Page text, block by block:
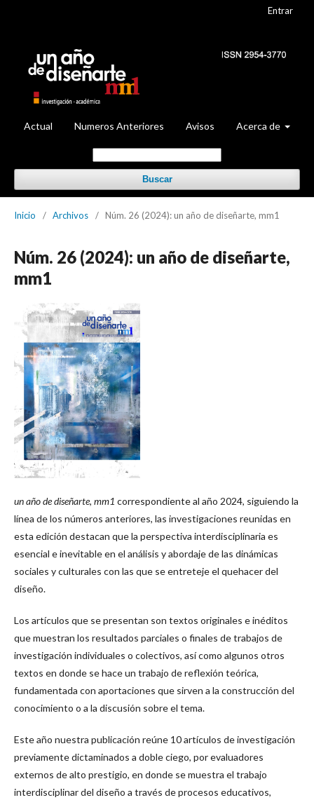
Actual Numeros Anteriores Avisos Acerca de
Buscar
Entrar
Inicio / Archivos / Núm. 26 (2024): un año de diseñarte, mm1
Núm. 26 (2024): un año de diseñarte,
mm1
un año de diseñarte, mm1 correspondiente al año 2024, siguiendo la
línea de los números anteriores, las investigaciones reunidas en
esta edición destacan que la perspectiva interdisciplinaria es
esencial e inevitable en el análisis y abordaje de las dinámicas
sociales y culturales con las que se entreteje el quehacer del
diseño.
Los artículos que se presentan son textos originales e inéditos
que muestran los resultados parciales o finales de trabajos de
investigación individuales o colectivos, así como algunos otros
textos en donde se hace un trabajo de reflexión teórica,
fundamentada con aportaciones que sirven a la construcción del
conocimiento o a la discusión sobre el tema.
Este año nuestra publicación reúne 10 artículos de investigación
previamente dictaminados a doble ciego, por evaluadores
externos de alto prestigio, en donde se muestra el trabajo
interdisciplinar del diseño a través de procesos educativos,